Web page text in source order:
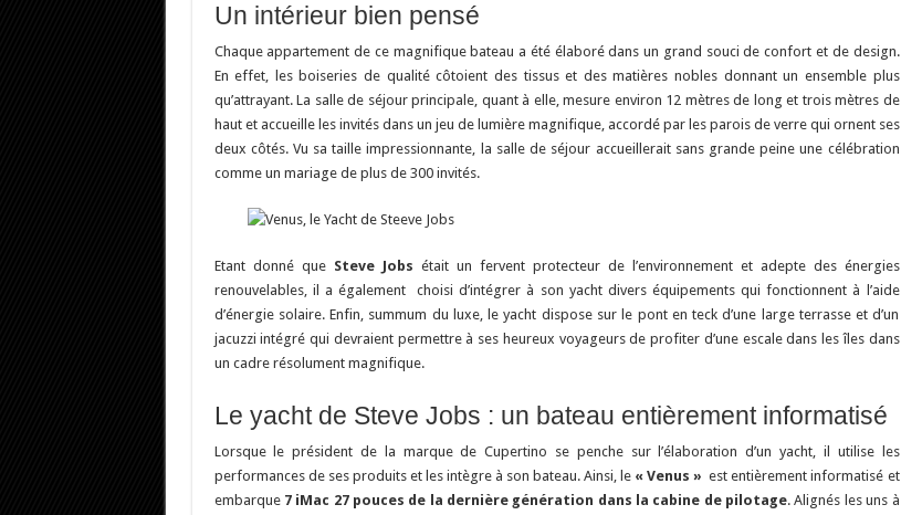
Un intérieur bien pensé
Chaque appartement de ce magnifique bateau a été élaboré dans un grand souci de confort et de design.
En effet, les boiseries de qualité côtoient des tissus et des matières nobles donnant un ensemble plus
qu’attrayant. La salle de séjour principale, quant à elle, mesure environ 12 mètres de long et trois mètres de
haut et accueille les invités dans un jeu de lumière magnifique, accordé par les parois de verre qui ornent ses
deux côtés. Vu sa taille impressionnante, la salle de séjour accueillerait sans grande peine une célébration
comme un mariage de plus de 300 invités.
Etant donné queSteve Jobs était un fervent protecteur de l’environnement et adepte des énergies
renouvelables, il a également choisi d’intégrer à son yacht divers équipements qui fonctionnent à l’aide
d’énergie solaire. Enfin, summum du luxe, le yacht dispose sur le pont en teck d’une large terrasse et d’un
jacuzzi intégré qui devraient permettre à ses heureux voyageurs de profiter d’une escale dans les îles dans
un cadre résolument magnifique.
Le yacht de Steve Jobs : un bateau entièrement informatisé
Lorsque le président de la marque de Cupertino se penche sur l’élaboration d’un yacht, il utilise les
performances de ses produits et les intègre à son bateau. Ainsi, le « Venus » est entièrement informatisé et
embarque7 iMac 27 pouces de la dernière génération dans la cabine de pilotage. Alignés les uns à